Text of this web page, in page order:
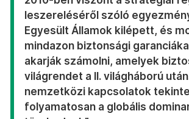
Majd rátért a nukleáris leszerelési
kérdésére: „Megegyeztünk a
leszerelésében a NATO-val –
Államokon kívül az Egyesült
Franciaországban is fejlesztik
és Oroszország ellen célozzák őket.
írtuk alá ezt az első egyezményt az